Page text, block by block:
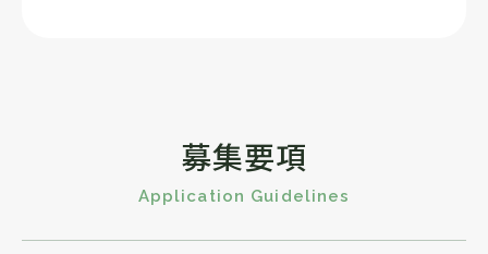
募集要項
Application Guidelines